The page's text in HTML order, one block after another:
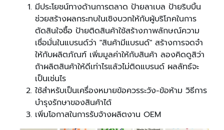
มีประโยชน์ทางด้านการตลาด ป้ายลาเบล ป้ายริบบิ้น
ช่วยสร้างผลกระทบในเชิงบวกให้กับผู้บริโภคในการ
ตัดสินใจซื้อ ป้ายติดสินค้าใช้สร้างภาพลักษณ์ความ
เชื่อมั่นในแบรนด์ว่า "สินค้ามีแบรนด์" สร้างการจดจำ
ให้กับผลิตภัณฑ์ เพิ่มมูลค่าให้กับสินค้า ลองคิดดูสิว่า
ถ้าผลิตสินค้าให้ดีเท่าไรแล้วไม่ติดแบรนด์ ผลลัทธ์จะ
เป็นเช่นไร
ใช้สำหรับเป็นเครื่องหมายข้อควรระวัง-ข้อห้าม วิธีการ
บำรุงรักษาของสินค้าได้
เพิ่มโอกาสในการรับจ้างผลิตงาน OEM